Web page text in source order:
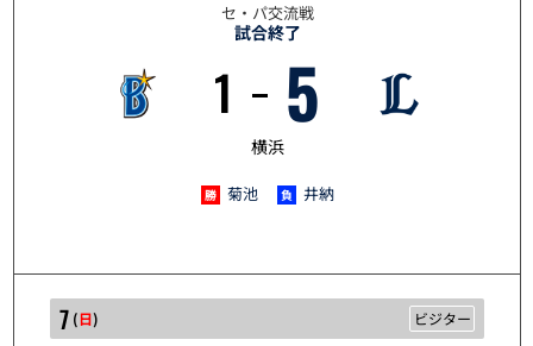
6/6
セ・パ交流戦
試合終了
1 5
横浜
菊池 井納
7 (日) ビジター